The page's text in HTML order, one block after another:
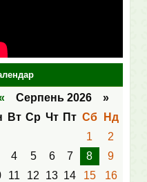
Серпень 2026 »
Вт Ср Чт Пт Сб
Нд
1
2
4 5 6 7 8
9
11 12 13 14 15
16